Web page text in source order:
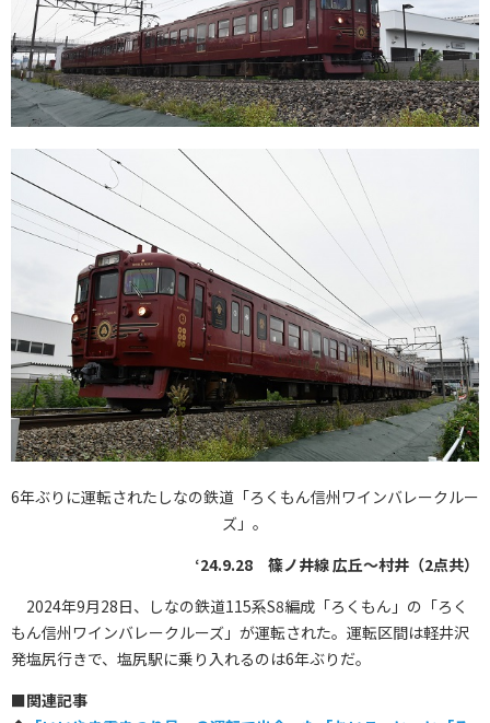
6年ぶりに運転されたしなの鉄道「ろくもん信州ワインバレークルー
ズ」。
‘24.9.28 篠ノ井線 広丘～村井（2点共）
2024年9月28日、しなの鉄道115系S8編成「ろくもん」の「ろく
もん信州ワインバレークルーズ」が運転された。運転区間は軽井沢
発塩尻行きで、塩尻駅に乗り入れるのは6年ぶりだ。
■関連記事